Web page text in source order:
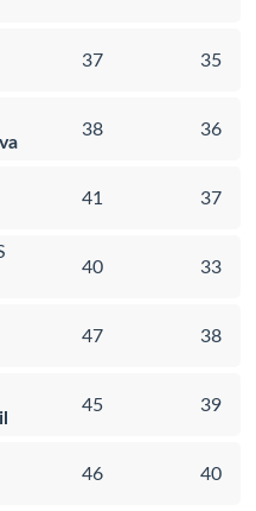
37 35
38 36
41 37
40 33
47 38
45 39
46 40